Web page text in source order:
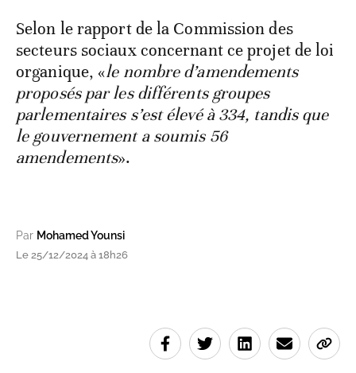
Selon le rapport de la Commission des
secteurs sociaux concernant ce projet de loi
organique, «le nombre d’amendements
proposés par les différents groupes
parlementaires s’est élevé à 334, tandis que
le gouvernement a soumis 56
amendements».
Par Mohamed Younsi
Le 25/12/2024 à 18h26